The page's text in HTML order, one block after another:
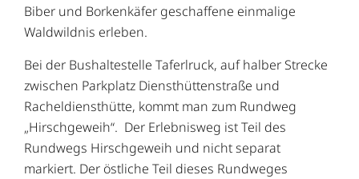
Biber und Borkenkäfer geschaffene einmalige
Waldwildnis erleben.
Bei der Bushaltestelle Taferlruck, auf halber Strecke
zwischen Parkplatz Diensthüttenstraße und
Racheldiensthütte, kommt man zum Rundweg
„Hirschgeweih“. Der Erlebnisweg ist Teil des
Rundwegs Hirschgeweih und nicht separat
markiert. Der östliche Teil dieses Rundweges